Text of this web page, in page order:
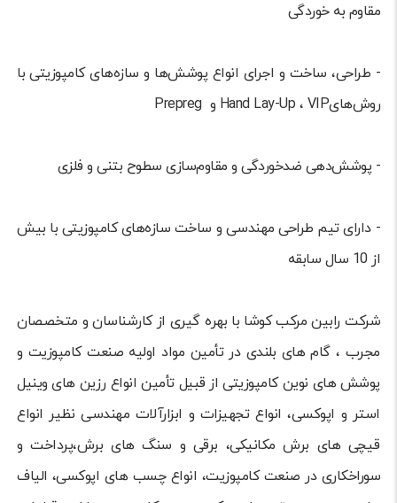
مقاوم به خوردگی
- طراحی، ساخت و اجرای انواع پوشش‌ها و سازه‌های کامپوزیتی با
روش‌هایHand Lay-Up ، VIP و Prepreg
- پوشش‌دهی ضدخوردگی و مقاوم‌سازی سطوح بتنی و فلزی
- دارای تیم طراحی مهندسی و ساخت سازه‌های کامپوزیتی با بیش
از 10 سال سابقه
شرکت رابین مرکب کوشا با بهره گیری از کارشناسان و متخصصان
مجرب ، گام های بلندی در تأمین مواد اولیه صنعت کامپوزیت و
پوشش های نوین کامپوزیتی از قبیل تأمین انواع رزین های وینیل
استر و اپوکسی، انواع تجهیزات و ابزارآلات مهندسی نظیر انواع
قیچی­ های برش مکانیکی، برقی و سنگ های برش،پرداخت و
سوراخکاری در صنعت کامپوزیت، انواع چسب ­های اپوکسی، الیاف